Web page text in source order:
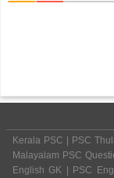
Kerala PSC | PSC
Malayalam PSC
English GK | PSC